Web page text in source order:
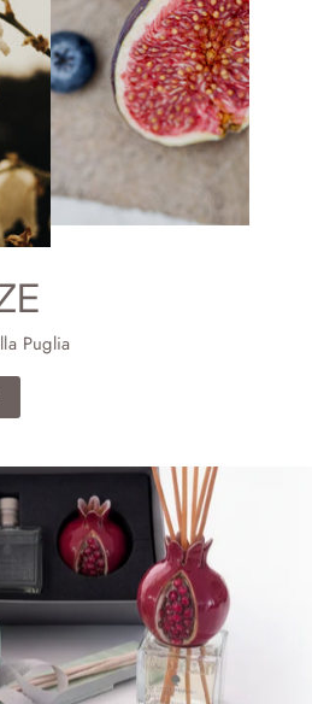
Puglia